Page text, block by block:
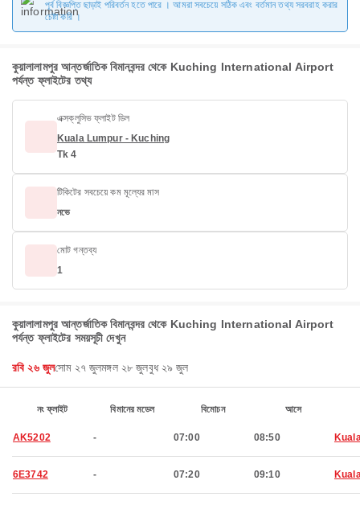
পূর্ব বিজ্ঞপ্তি ছাড়াই পরিবর্তন হতে পারে । আমরা সবচেয়ে সঠিক এবং বর্তমান তথ্য সরবরাহ করার
চেষ্টা করি ।
কুয়ালালামপুর আন্তর্জাতিক বিমানবন্দর থেকে Kuching International Airport
পর্যন্ত ফ্লাইটের তথ্য
এক্সক্লুসিভ ফ্লাইট ডিল
Kuala Lumpur - Kuching
Tk 4
টিকিটের সবচেয়ে কম মূল্যের মাস
নভে
মোট গন্তব্য
1
কুয়ালালামপুর আন্তর্জাতিক বিমানবন্দর থেকে Kuching International Airport
পর্যন্ত ফ্লাইটের সময়সূচী দেখুন
রবি ২৬ জুলসোম ২৭ জুলমঙ্গল ২৮ জুলবুধ ২৯ জুল
নং ফ্লাইট বিমানের মডেল বিমোচন আসে
AK5202 - 07:00 08:50
6E3742 - 07:20 09:10